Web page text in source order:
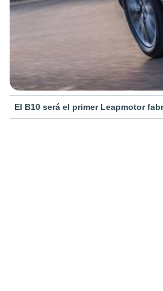
El B10 será el primer Leapmotor